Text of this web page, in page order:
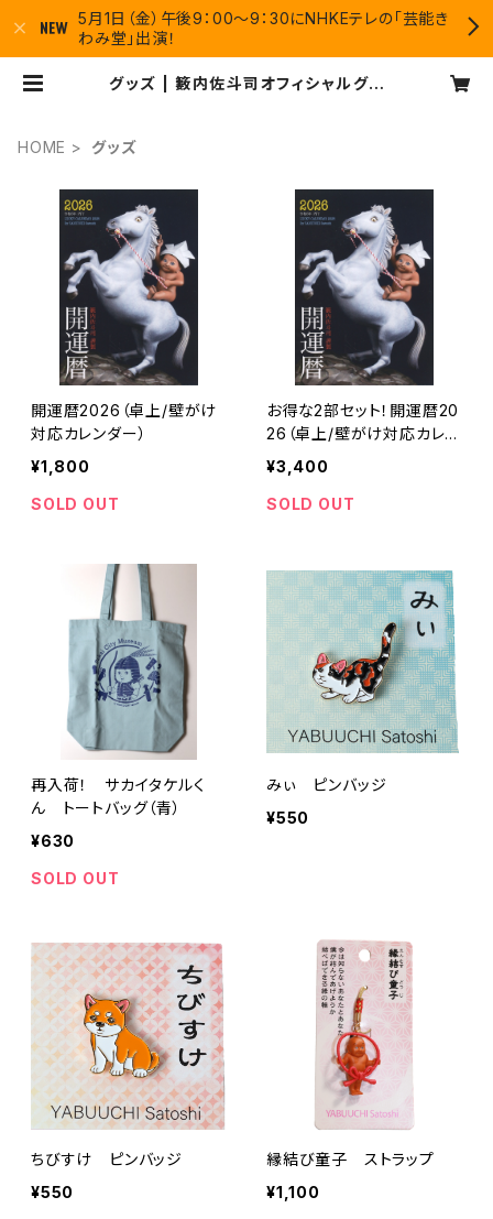
5月1日（金）午後9：00〜9：30にNHKEテレの「芸能き
わみ堂」出演！
グッズ | 籔内佐斗司オフィシャルグッ
HOME グッズ
開運暦2026（卓上/壁がけ
対応カレンダー）
¥1,800
SOLD OUT
お得な2部セット！開運暦20
26（卓上/壁がけ対応カレン
ダー）
¥3,400
SOLD OUT
再入荷！ サカイタケルく
ん トートバッグ（青）
¥630
SOLD OUT
みぃ ピンバッジ
¥550
ちびすけ ピンバッジ
¥550
縁結び童子 ストラップ
¥1,100